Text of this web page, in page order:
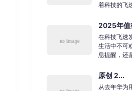
着科技的飞
2025年值
在科技飞速
生活中不可
息提醒，还
原创 2...
从去年华为